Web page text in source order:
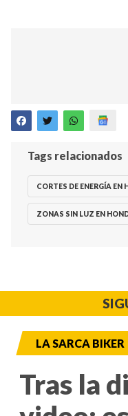
Tags relacionados
CORTES DE ENERGÍA EN
ZONAS SIN LUZ EN
LA SARCA BIKER
Tras la